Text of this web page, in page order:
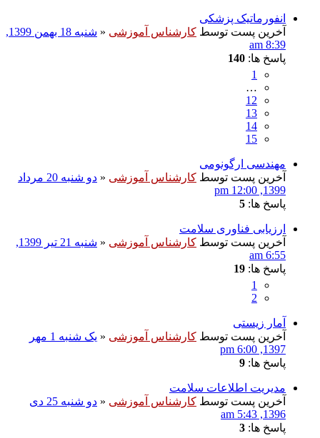
انفورماتیک پزشکی
آخرین پست توسط کارشناس آموزشی «
شنبه 18 بهمن 1399,
8:39 am
پاسخ ها: 140
1
…
12
13
14
15
مهندسی ارگونومی
آخرین پست توسط کارشناس آموزشی «
دو شنبه 20 مرداد
1399, 12:00 pm
پاسخ ها: 5
ارزیابی فناوری سلامت
آخرین پست توسط کارشناس آموزشی «
شنبه 21 تیر 1399,
6:55 am
پاسخ ها: 19
1
2
آمار زیستی
آخرین پست توسط کارشناس آموزشی «
یک شنبه 1 مهر
1397, 6:00 pm
پاسخ ها: 9
مدیریت اطلاعات سلامت
آخرین پست توسط کارشناس آموزشی «
دو شنبه 25 دی
1396, 5:43 am
پاسخ ها: 3